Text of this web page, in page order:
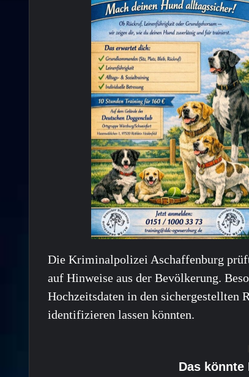
Die Kriminalpolizei Aschaffenburg
auf Hinweise aus der Bevölkerung.
Hochzeitsdaten in den sichergestellten
identifizieren lassen könnten.
Das